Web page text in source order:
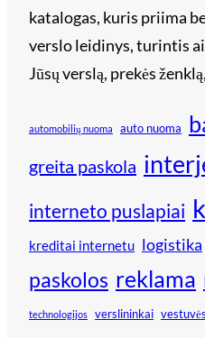
katalogas, kuris priima
verslo leidinys, turintis
Jūsų verslą, prekės
automobilių nuoma auto nuoma
greita paskola
interneto puslapiai
kreditai internetu logistika
paskolos reklama
technologijos verslininkai vestuvės